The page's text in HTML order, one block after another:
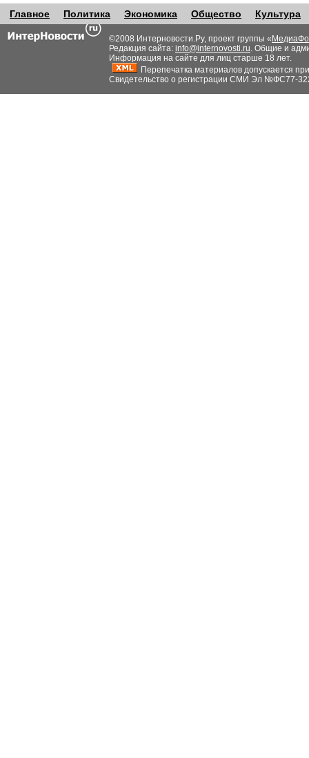
Главное Политика Экономика Общество Культура
©2008 Интерновости.Ру, проект группы «
Редакция сайта: info@internovosti.ru. Общие и
Информация на сайте для лиц старше 18 лет.
Перепечатка материалов допускается
Свидетельство о регистрации СМИ Эл №ФС77-